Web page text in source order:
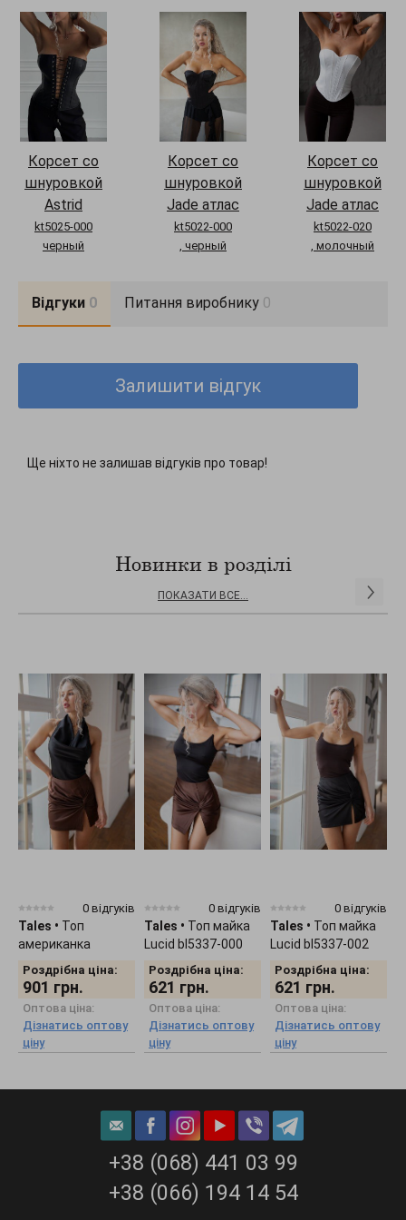
Корсет со
шнуровкой
Astrid
kt5025-000
черный
Корсет со
шнуровкой
Jade атлас
kt5022-000
, черный
Корсет со
шнуровкой
Jade атлас
kt5022-020
, молочный
Відгуки 0 Питання виробнику 0
Залишити відгук
Ще ніхто не залишав відгуків про товар!
Новинки в розділі
ПОКАЗАТИ ВСЕ...
0 відгуків
Tales • Топ
американка
Celesta bl5338-000
Роздрібна ціна:
901 грн.
Оптова ціна:
Дізнатись оптову
ціну
0 відгуків
Tales • Топ майка
Lucid bl5337-000
Роздрібна ціна:
621 грн.
Оптова ціна:
Дізнатись оптову
ціну
0 відгуків
Tales • Топ майка
Lucid bl5337-002
Роздрібна ціна:
621 грн.
Оптова ціна:
Дізнатись оптову
ціну
+38 (068) 441 03 99
+38 (066) 194 14 54